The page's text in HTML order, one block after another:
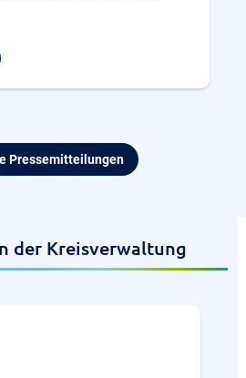
Pressemitteilungen
der Kreisverwaltung